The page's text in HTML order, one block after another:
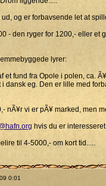
og er forbavsende let at
- den ryger for 1200,- eller et
lyrer:
et fund fra Opole i polen, ca.
i dansk eg. Den er lille med
nÃ¥r vi er pÃ¥ marked, men
hvis du er
til 4-5000,- om kort tid.....
0:01